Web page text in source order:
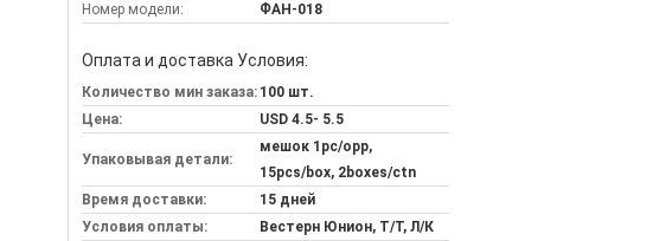
Номер модели:
ФАН-018
Оплата и доставка Условия:
Количество мин заказа: 100 шт.
Цена:
USD 4.5- 5.5
Упаковывая детали:
мешок 1pc/opp,
15pcs/box, 2boxes/ctn
Время доставки:
15 дней
Условия оплаты:
Вестерн Юнион, Т/Т, Л/К